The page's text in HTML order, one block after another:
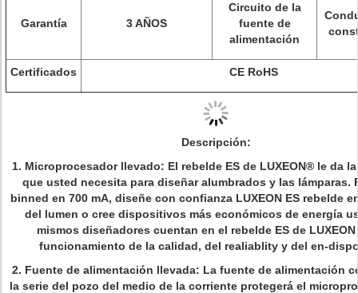
Garantía 3 AÑOS
Circuito de la
fuente de
alimentación
Certificados CE RoHS
Descripción:
1. Microprocesador llevado: El rebelde ES de LUXEON® le da
que usted necesita para diseñar alumbrados y las lámparas.
binned en 700 mA, diseñe con confianza LUXEON ES rebelde
del lumen o cree dispositivos más económicos de energía
mismos diseñadores cuentan en el rebelde ES de LUXEON
funcionamiento de la calidad, del realiablity y del en-
2. Fuente de alimentación llevada: La fuente de alimentación
la serie del pozo del medio de la corriente protegerá el